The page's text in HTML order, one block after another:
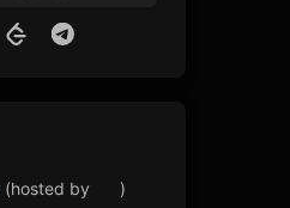
(hosted by
)